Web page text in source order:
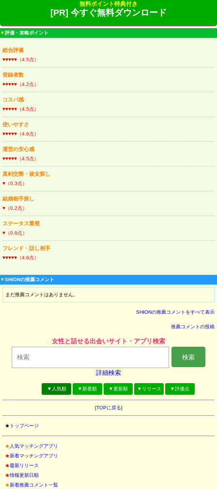
無料ポイント特典付き
[PR] 今すぐ無料ダウンロード
▼評価・攻略ポイント
総合評価
♥♥♥♥♥（4.5点）
登録者数
♥♥♥♥♥（4.2点）
コスパ感
♥♥♥♥♥（4.5点）
使いやすさ
♥♥♥♥♥（4.6点）
運営の安心感
♥♥♥♥♥（4.5点）
真剣交際・彼女探し
♥（0.3点）
結婚相手探し
♥（0.2点）
ステータス重視
♥（0.6点）
フレンド・話し相手
♥♥♥♥♥（4.6点）
▼SHIONの推薦コメント
まだ推薦コメントはありません。
SHIONの推薦コメントをすべて表示
推薦コメントの投稿
女性と話せる出会いサイト・アプリ検索
検索
詳細検索
▼人気順 ▼新着順 ▼更新順 ▼リリース ▼評価点
[TOPに戻る]
★ トップページ
★ 人気マッチングアプリ
★新着マッチングアプリ
★最新リリース
★情報更新日順
★新着推薦コメント一覧